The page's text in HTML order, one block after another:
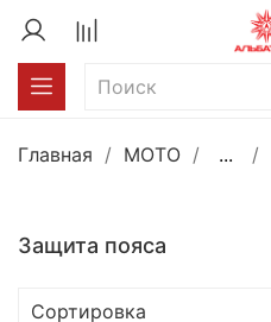
Главная MOTO ...
Защита пояса